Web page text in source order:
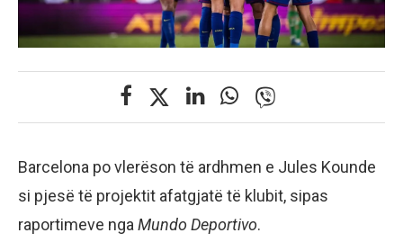
Barcelona po vlerëson të ardhmen e Jules Kounde
si pjesë të projektit afatgjatë të klubit, sipas
raportimeve nga Mundo Deportivo.